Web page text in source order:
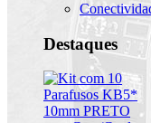
Destaques